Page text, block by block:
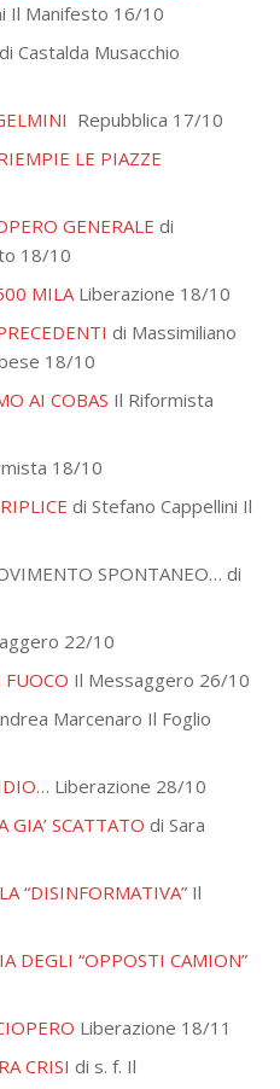
Il Manifesto 16/10
di Castalda Musacchio
Repubblica 17/10
LE PIAZZE
GENERALE di
18/10
MILALiberazione 18/10
di Massimiliano
18/10
AI COBAS Il Riformista
18/10
di Stefano Cappellini Il
SPONTANEO… di
22/10
Il Messaggero 26/10
Marcenaro Il Foglio
Liberazione 28/10
GIA’ SCATTATO di Sara
“DISINFORMATIVA” Il
DEGLI “OPPOSTI CAMION”
Liberazione 18/11
CRISI di s. f. Il